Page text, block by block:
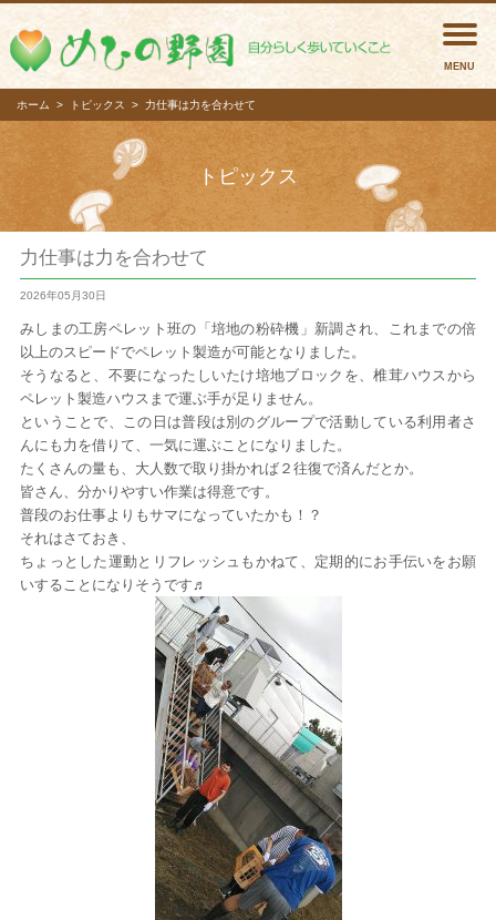
めひ
ホーム トピックス 力仕事は力を合わせて
トピックス
力仕事は力を合わせて
2026年05月30日
みしまの工房ペレット班の「培地の粉砕機」新調され、これまでの倍
以上のスピードでペレット製造が可能となりました。
そうなると、不要になったしいたけ培地ブロックを、椎茸ハウスから
ペレット製造ハウスまで運ぶ手が足りません。
ということで、この日は普段は別のグループで活動している利用者さ
んにも力を借りて、一気に運ぶことになりました。
たくさんの量も、大人数で取り掛かれば２往復で済んだとか。
皆さん、分かりやすい作業は得意です。
普段のお仕事よりもサマになっていたかも！？
それはさておき、
ちょっとした運動とリフレッシュもかねて、定期的にお手伝いをお願
いすることになりそうです♬